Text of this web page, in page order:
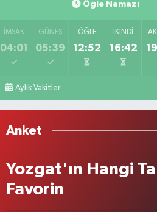
Öğle Namazı
İMSAK
04:01
GÜNEŞ
05:39
ÖĞLE
12:52
İKINDI
16:42
Aylık Vakitler
Anket
Yozgat'ın Hangi
Favorin